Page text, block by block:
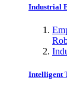
Industrial
Intelligent